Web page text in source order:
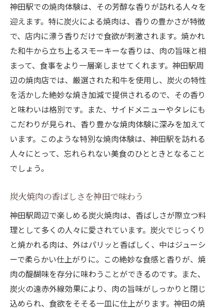
神田駅での焼肉体験は、その芳醇な香りが訪れる人々を
迎えます。特に炭火による焼肉は、香りの豊かさが特徴
で、店内に漂う香りだけで食欲が刺激されます。焼かれ
た和牛から立ち上るスモーキーな香りは、肉の旨味と相
まって、食事をより一層楽しませてくれます。神田駅周
辺の焼肉店では、厳選された和牛を使用し、炭火の特性
を活かした絶妙な焼き加減で提供されるので、その香り
と味わいは格別です。また、サイドメニューやタレにも
こだわりが見られ、香り豊かな焼肉体験に深みを加えて
います。このような特別な焼肉体験は、神田駅を訪れる
人々にとって、忘れられない美食のひとときとなること
でしょう。
炭火焼肉の香ばしさを神田で味わう
神田駅周辺で楽しめる炭火焼肉は、香ばしさが際立つ料
理として多くの人々に愛されています。炭火でじっくり
と焼かれる肉は、外はパリッと香ばしく、中はジューシ
ーで柔らかい仕上がりに。この絶妙な食感と香りが、焼
肉の醍醐味を存分に味わうことができるのです。また、
炭火の遠赤外線効果により、肉の旨味がしっかりと閉じ
込められ、食欲をそそる一皿に仕上がります。神田の焼